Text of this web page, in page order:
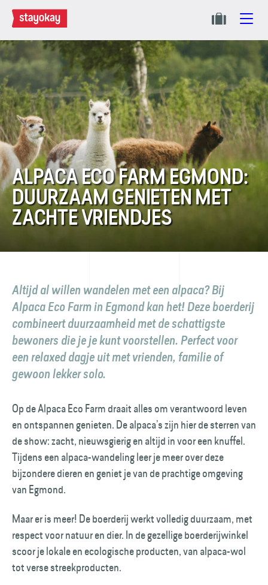
ALPACA ECO FARM EGMOND:
DUURZAAM GENIETEN MET
ZACHTE VRIENDJES
Altijd al willen wandelen met een alpaca? Bij
Alpaca Eco Farm in Egmond kan het! Deze boerderij
combineert duurzaamheid met de schattigste
bewoners die je je kunt voorstellen. Perfect voor
een relaxed dagje uit met vrienden, familie of
gewoon lekker solo.
Op de Alpaca Eco Farm draait alles om verantwoord leven
en ontspannen genieten. De alpaca’s zijn hier de sterren van
de show: zacht, nieuwsgierig en altijd in voor een knuffel.
Tijdens een alpaca-wandeling leer je meer over deze
bijzondere dieren en geniet je van de prachtige omgeving
van Egmond.
Maar er is meer! De boerderij werkt volledig duurzaam, met
respect voor natuur en dier. In de gezellige boerderijwinkel
scoor je lokale en ecologische producten, van alpaca-wol
tot verse streekproducten.